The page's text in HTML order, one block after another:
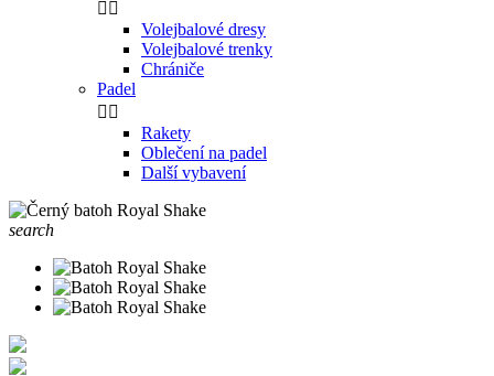
 
Volejbalové dresy
Volejbalové trenky
Chrániče
Padel
 
Rakety
Oblečení na padel
Další vybavení
search